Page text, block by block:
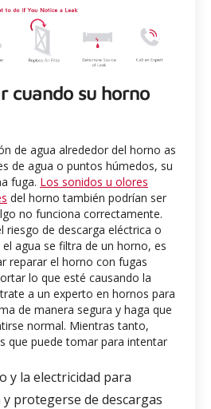
cuando su horno
de agua alrededor del horno as
de agua o puntos húmedos, su
fuga. Los sonidos u olores
del horno también podrían ser
no funciona correctamente.
riesgo de descarga eléctrica o
agua se filtra de un horno, es
reparar el horno con fugas
lo que esté causando la
a un experto en hornos para
de manera segura y haga que
normal. Mientras tanto,
que puede tomar para intentar
y la electricidad para
protegerse de descargas